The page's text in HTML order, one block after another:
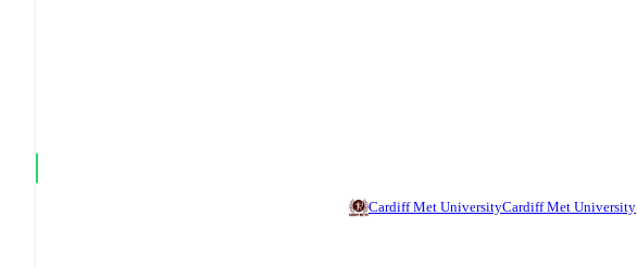
Cardiff Met UniversityCardiff Met University